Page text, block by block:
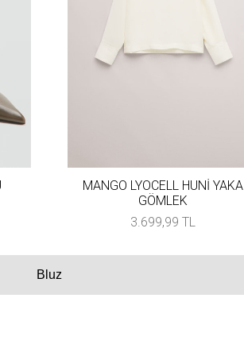
MANGO LYOCELL HUNİ YAKA
GÖMLEK
3.699,99 TL
Bluz